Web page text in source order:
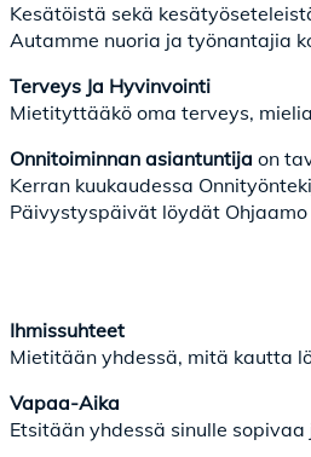
Kesätöistä sekä
Autamme nuoria ja työnantajia
Terveys Ja Hyvinvointi
Mietityttääkö oma terveys,
Onnitoiminnan asiantuntija on
Kerran kuukaudessa
Päivystyspäivät löydät
Ihmissuhteet
Mietitään yhdessä, mitä kautta
Vapaa-Aika
Etsitään yhdessä sinulle